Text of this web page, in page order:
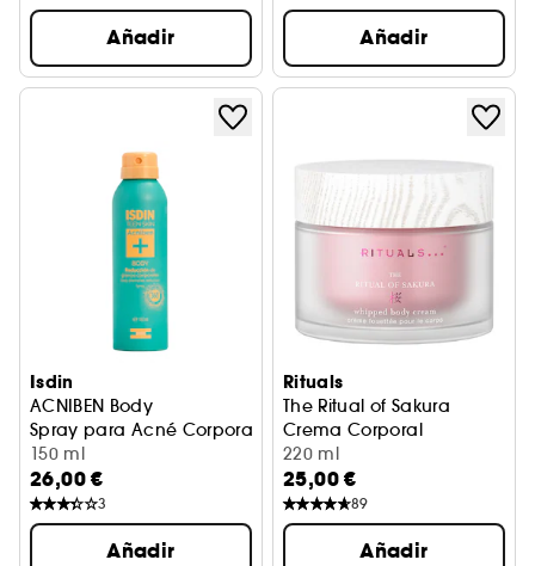
Añadir Añadir
Isdin
ACNIBEN Body
Spray para Acné Corporal
150 ml
26,00 €
3
Añadir
Rituals
The Ritual of Sakura
Crema Corporal
220 ml
25,00 €
89
Añadir